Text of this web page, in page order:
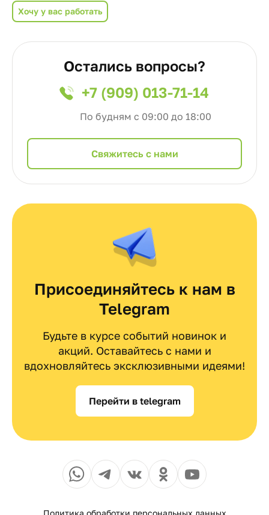
Хочу у вас работать
Остались вопросы?
+7 (909) 013-71-14
По будням с 09:00 до 18:00
Cвяжитесь с нами
Присоединяйтесь к нам в
Telegram
Будьте в курсе событий новинок и
акций. Оставайтесь с нами и
вдохновляйтесь эксклюзивными идеями!
Перейти в telegram
Политика обработки персональных данных